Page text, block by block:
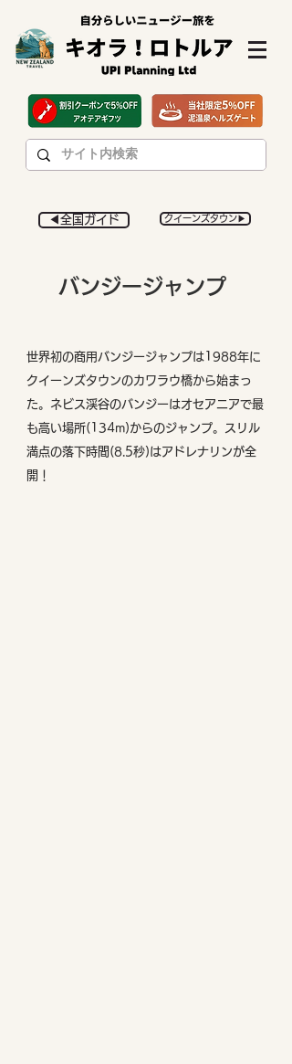
◀︎全国ガイド クイーンズタウン▶︎
​バンジージャンプ
世界初の商用バンジージャンプは1988年に
クイーンズタウンのカワラウ橋から始まっ
た。ネビス渓谷のバンジーはオセアニアで最
も高い場所(134m)からのジャンプ。スリル
満点の落下時間(8.5秒)はアドレナリンが全
開！